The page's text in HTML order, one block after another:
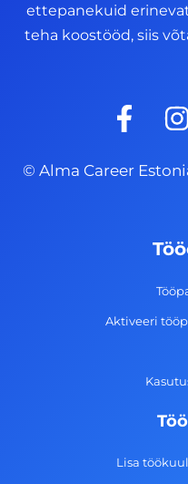
ettepanekuid
teha koostööd, siis
F
a
e
-
I
s
t
r
© Alma Career
Aktiveeri
Lisa